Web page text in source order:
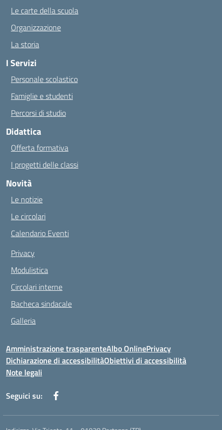
Le carte della scuola
Organizzazione
La storia
I Servizi
Personale scolastico
Famiglie e studenti
Percorsi di studio
Didattica
Offerta formativa
I progetti delle classi
Novità
Le notizie
Le circolari
Calendario Eventi
Privacy
Modulistica
Circolari interne
Bacheca sindacale
Galleria
Amministrazione trasparenteAlbo OnlinePrivacy
Dichiarazione di accessibilitàObiettivi di accessibilità
Note legali
Seguici su: